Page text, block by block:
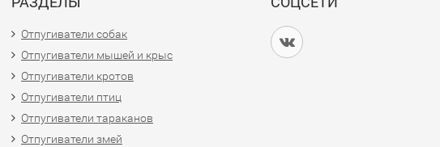
Отпугиватели собак
Отпугиватели мышей и крыс
Отпугиватели кротов
Отпугиватели птиц
Отпугиватели тараканов
Отпугиватели змей